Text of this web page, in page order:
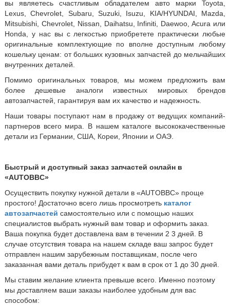
вы являетесь счастливым обладателем авто марки Toyota,
Lexus, Chevrolet, Subaru, Suzuki, Isuzu, KIA/HYUNDAI, Mazda,
Mitsubishi, Chevrolet, Nissan, Daihatsu, Infiniti, Daewoo, Acura или
Honda, у нас вы с легкостью приобретете практически любые
оригинальные комплектующие по вполне доступным любому
кошельку ценам: от больших кузовных запчастей до мельчайших
внутренних деталей.
Помимо оригинальных товаров, мы можем предложить вам
более дешевые аналоги известных мировых брендов
автозапчастей, гарантируя вам их качество и надежность.
Наши товары поступают нам в продажу от ведущих компаний-
партнеров всего мира. В нашем каталоге высококачественные
детали из Германии, США, Кореи, Японии и ОАЭ.
Быстрый и доступный заказ запчастей онлайн в
«AUTOBBC»
Осуществить покупку нужной детали в «AUTOBBC» проще
простого! Достаточно всего лишь просмотреть каталог
автозапчастей самостоятельно или с помощью наших
специалистов выбрать нужный вам товар и оформить заказ.
Ваша покупка будет доставлена вам в течении 2 3 дней. В
случае отсутствия товара на нашем складе ваш запрос будет
отправлен нашим зарубежным поставщикам, после чего
заказанная вами деталь прибудет к вам в срок от 1 до 30 дней.
Мы ставим желание клиента превыше всего. Именно поэтому
мы доставляем ваши заказы наиболее удобным для вас
способом: